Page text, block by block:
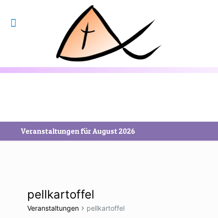
Veranstaltungen für August 2026
pellkartoffel
Veranstaltungen pellkartoffel